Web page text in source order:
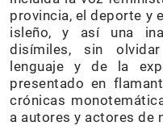
provincia, el deporte y
isleño, y así una
disímiles, sin
lenguaje y de la
presentado en
crónicas
a autores y actores de